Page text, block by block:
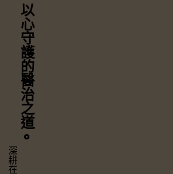
以心守護
的醫治之道
⚬